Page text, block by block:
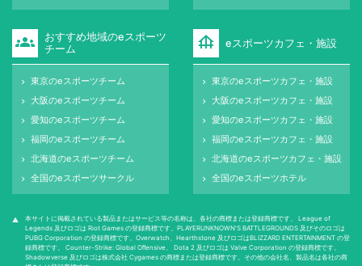
groups
おすすめ地域のeスポーツ
チーム
keyboard_arrow_right 東京のeスポーツチーム
keyboard_arrow_right 大阪のeスポーツチーム
keyboard_arrow_right 愛知のeスポーツチーム
keyboard_arrow_right 福岡のeスポーツチーム
keyboard_arrow_right 北海道のeスポーツチーム
keyboard_arrow_right 全国のeスポーツサークル
foundation eスポーツカフェ・施設
keyboard_arrow_right 東京のeスポーツカフェ・施設
keyboard_arrow_right 大阪のeスポーツカフェ・施設
keyboard_arrow_right 愛知のeスポーツカフェ・施設
keyboard_arrow_right 福岡のeスポーツカフェ・施設
keyboard_arrow_right 北海道のeスポーツカフェ・施設
keyboard_arrow_right 全国のeスポーツホテル
warning
本サイトに掲載されている製品またはサービス等の名称は、各社の商標または登録商標です。 League of
Legends 及びロゴは Riot Games の登録商標です。PLAYERUNKNOWN'S BATTLEGROUNDS 及びそのロゴは
PUBG Corporation の登録商標です。Overwatch、Hearthstone 及びロゴはBLIZZARD ENTERTAINMENT の登
録商標です。 Counter-Strike: Global Oﬀensive、 Dota 2 及びロゴは Valve Corporation の登録商標です。
Shadowverse 及びロゴは株式会社 Cygames の商標または登録商標です。その他の会社名、製品名は各社の商